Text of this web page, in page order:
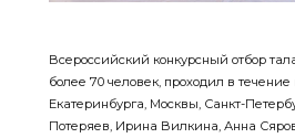
Всероссийский конкурсный отбор
более 70 человек, проходил в
Екатеринбурга, Москвы, Санкт-
Потеряев, Ирина Вилкина, Анна